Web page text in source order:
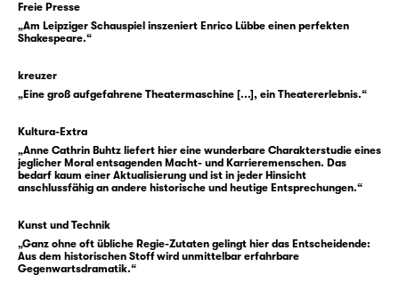
aufzuführen: Gesellschaft als Schlacht,
Leben als Nahkampf — mit den Waffen des
Und niemand ahnt, wie gut er genau damit in
schließlich König Richard III. Gloster ist dabei
klug, er ist schnell, er ist brutal — und allein
ist er dabei nie. Denn er weiß sich immer
nur die Figuren im Stück, sondern auch uns,
das Publikum.
Freie Presse
„Am Leipziger Schauspiel inszeniert Enrico Lübbe einen perfekten
Shakespeare.“
kreuzer
„Eine groß aufgefahrene Theatermaschine [...], ein Theatererlebnis.“
Kultura-Extra
„Anne Cathrin Buhtz liefert hier eine wunderbare Charakterstudie eines
jeglicher Moral entsagenden Macht- und Karrieremenschen. Das
bedarf kaum einer Aktualisierung und ist in jeder Hinsicht
anschlussfähig an andere historische und heutige Entsprechungen.“
Kunst und Technik
„Ganz ohne oft übliche Regie-Zutaten gelingt hier das Entscheidende:
Aus dem historischen Stoff wird unmittelbar erfahrbare
Gegenwartsdramatik.“